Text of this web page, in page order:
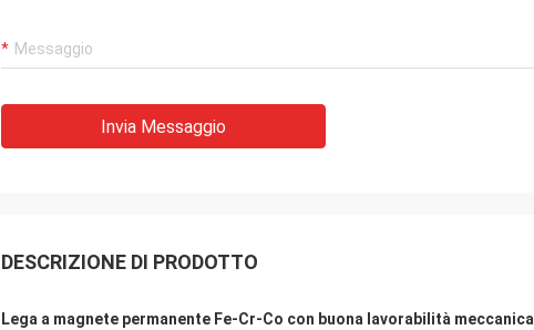
Invia Messaggio
DESCRIZIONE DI PRODOTTO
Lega a magnete permanente Fe-Cr-Co con buona lavorabilità meccanica